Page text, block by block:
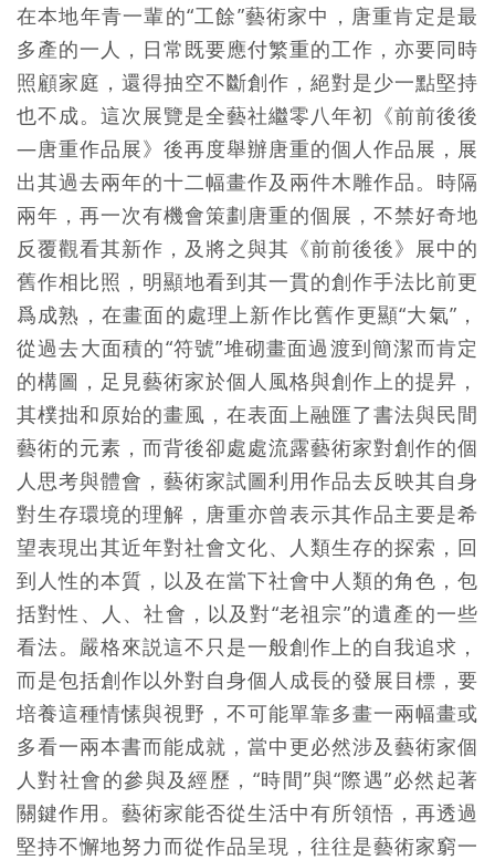
在本地年青一輩的“工餘”藝術家中，唐重肯定是最
多產的一人，日常既要應付繁重的工作，亦要同時
照顧家庭，還得抽空不斷創作，絕對是少一點堅持
也不成。這次展覽是全藝社繼零八年初《前前後後
—唐重作品展》後再度舉辦唐重的個人作品展，展
出其過去兩年的十二幅畫作及兩件木雕作品。時隔
兩年，再一次有機會策劃唐重的個展，不禁好奇地
反覆觀看其新作，及將之與其《前前後後》展中的
舊作相比照，明顯地看到其一貫的創作手法比前更
爲成熟，在畫面的處理上新作比舊作更顯“大氣”，
從過去大面積的“符號”堆砌畫面過渡到簡潔而肯定
的構圖，足見藝術家於個人風格與創作上的提昇，
其樸拙和原始的畫風，在表面上融匯了書法與民間
藝術的元素，而背後卻處處流露藝術家對創作的個
人思考與體會，藝術家試圖利用作品去反映其自身
對生存環境的理解，唐重亦曾表示其作品主要是希
望表現出其近年對社會文化、人類生存的探索，回
到人性的本質，以及在當下社會中人類的角色，包
括對性、人、社會，以及對“老祖宗”的遺產的一些
看法。嚴格來説這不只是一般創作上的自我追求，
而是包括創作以外對自身個人成長的發展目標，要
培養這種情愫與視野，不可能單靠多畫一兩幅畫或
多看一兩本書而能成就，當中更必然涉及藝術家個
人對社會的參與及經歷，“時間”與“際遇”必然起著
關鍵作用。藝術家能否從生活中有所領悟，再透過
堅持不懈地努力而從作品呈現，往往是藝術家窮一